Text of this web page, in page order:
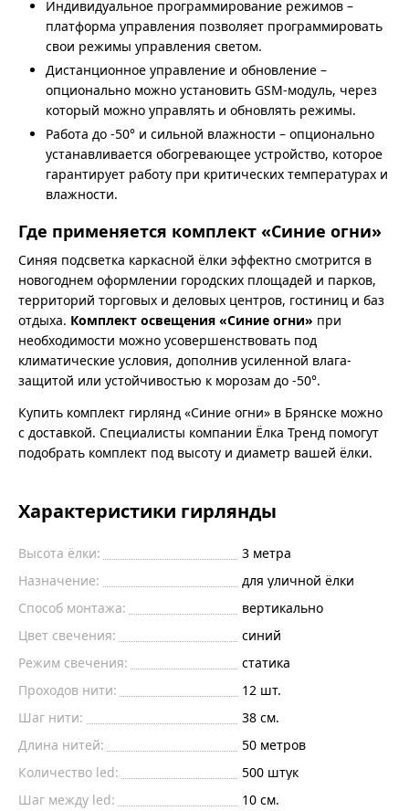
Индивидуальное программирование режимов –
платформа управления позволяет программировать
свои режимы управления светом.
Дистанционное управление и обновление –
опционально можно установить GSM-модуль, через
который можно управлять и обновлять режимы.
Работа до -50° и сильной влажности – опционально
устанавливается обогревающее устройство, которое
гарантирует работу при критических температурах и
влажности.
Где применяется комплект «Синие огни»
Синяя подсветка каркасной ёлки эффектно смотрится в
новогоднем оформлении городских площадей и парков,
территорий торговых и деловых центров, гостиниц и баз
отдыха. Комплект освещения «Синие огни» при
необходимости можно усовершенствовать под
климатические условия, дополнив усиленной влага-
защитой или устойчивостью к морозам до -50°.
Купить комплект гирлянд «Синие огни» в Брянске можно
с доставкой. Специалисты компании Ёлка Тренд помогут
подобрать комплект под высоту и диаметр вашей ёлки.
Характеристики гирлянды
Высота ёлки:
3 метра
Назначение:
для уличной ёлки
Способ монтажа:
вертикально
Цвет свечения:
синий
Режим свечения:
статика
Проходов нити:
12 шт.
Шаг нити:
38 см.
Длина нитей:
50 метров
Количество led:
500 штук
Шаг между led:
10 см.